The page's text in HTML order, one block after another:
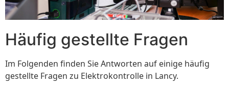
Häufig gestellte Fragen
Im Folgenden finden Sie Antworten auf einige häufig
gestellte Fragen zu Elektrokontrolle in Lancy.